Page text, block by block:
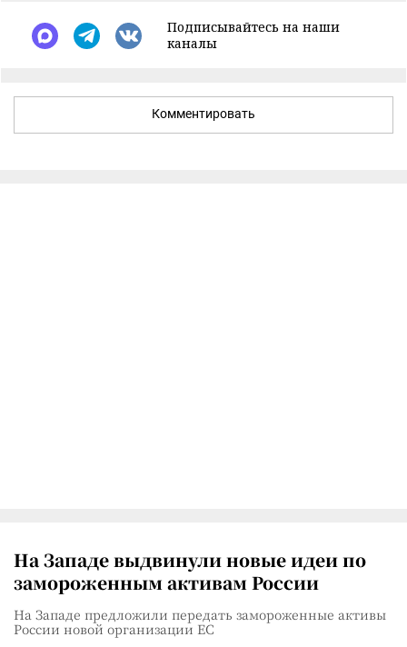
Подписывайтесь на наши
каналы
Комментировать
На Западе выдвинули новые идеи по
замороженным активам России
На Западе предложили передать замороженные активы
России новой организации ЕС